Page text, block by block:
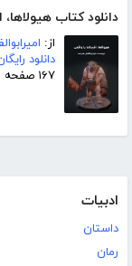
دانلود کتاب
از:
دانلود
۱۶۷ صفحه
ادبیات
داستان
رمان